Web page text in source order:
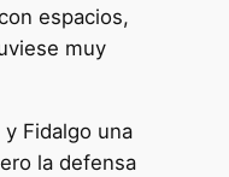
espacios,
muy
Fidalgo una
la defensa